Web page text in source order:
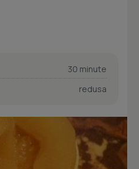
30 minute
redusa